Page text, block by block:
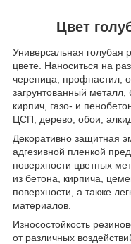
Цвет
Универсальная голубая
цвете. Наноситься на
черепица, профнастил,
загрунтованный металл,
кирпич, газо- и
ЦСП, дерево, обои,
Декоративно защитная
адгезивной пленкой
поверхности цветных
из бетона, кирпича,
поверхности, а также
материалов.
Износостойкость
от различных